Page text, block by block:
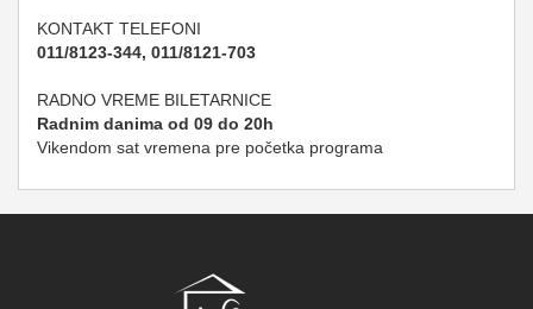
KONTAKT TELEFONI
011/8123-344, 011/8121-703
RADNO VREME BILETARNICE
Radnim danima od 09 do 20h
Vikendom sat vremena pre početka programa